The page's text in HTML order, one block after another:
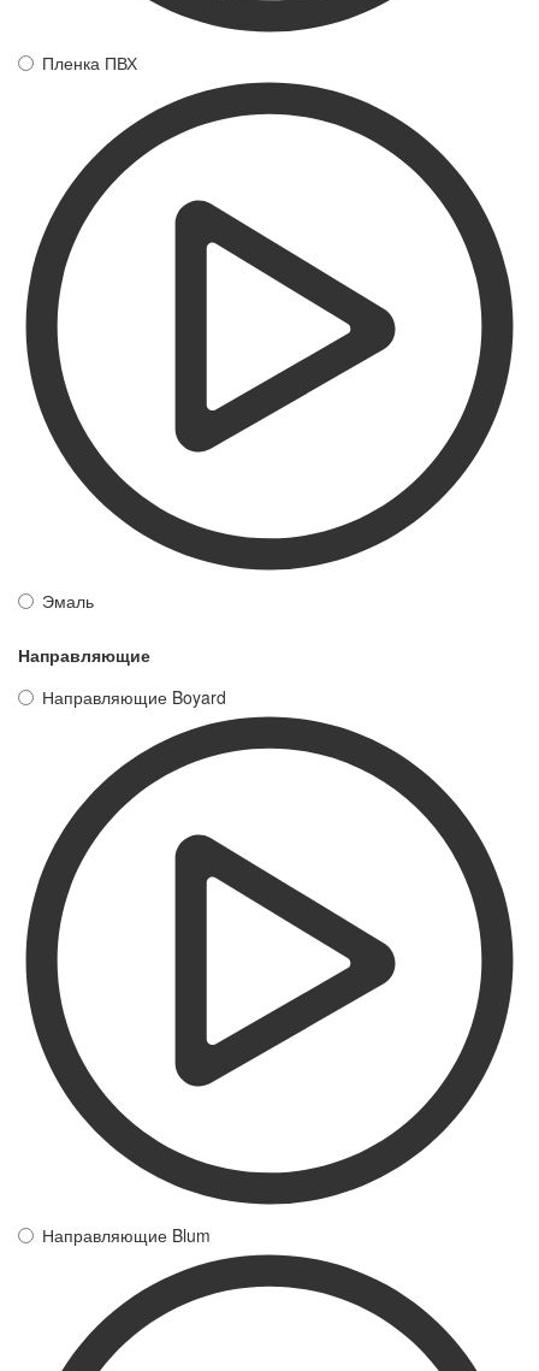
Пленка ПВХ
Эмаль
Направляющие
Направляющие Boyard
Направляющие Blum